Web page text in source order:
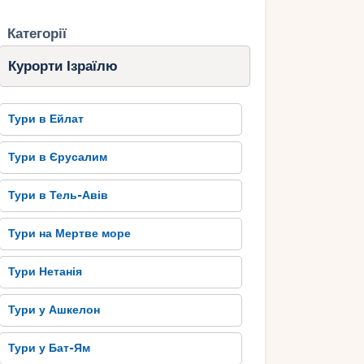
Категорії
Курорти Ізраїлю
Тури в Ейлат
Тури в Єрусалим
Тури в Тель-Авів
Тури на Мертве море
Тури Нетанія
Тури у Ашкелон
Тури у Бат-Ям